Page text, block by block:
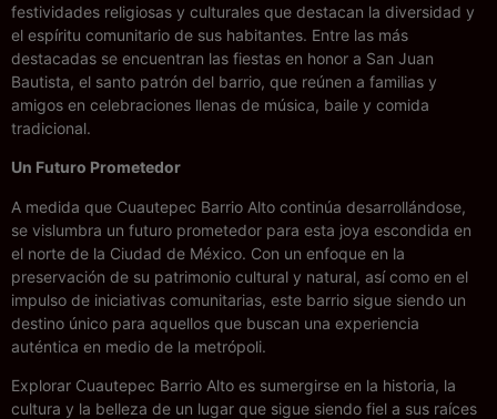
festividades religiosas y culturales que destacan la diversidad y
el espíritu comunitario de sus habitantes. Entre las más
destacadas se encuentran las fiestas en honor a San Juan
Bautista, el santo patrón del barrio, que reúnen a familias y
amigos en celebraciones llenas de música, baile y comida
tradicional.
Un Futuro Prometedor
A medida que Cuautepec Barrio Alto continúa desarrollándose,
se vislumbra un futuro prometedor para esta joya escondida en
el norte de la Ciudad de México. Con un enfoque en la
preservación de su patrimonio cultural y natural, así como en el
impulso de iniciativas comunitarias, este barrio sigue siendo un
destino único para aquellos que buscan una experiencia
auténtica en medio de la metrópoli.
Explorar Cuautepec Barrio Alto es sumergirse en la historia, la
cultura y la belleza de un lugar que sigue siendo fiel a sus raíces